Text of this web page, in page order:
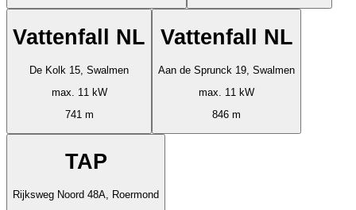
Vattenfall NL
De Kolk 15, Swalmen
max. 11 kW
741 m
Vattenfall NL
Aan de Sprunck 19, Swalmen
max. 11 kW
846 m
TAP
Rijksweg Noord 48A, Roermond